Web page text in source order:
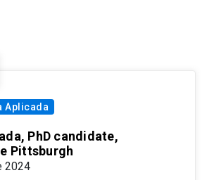
Aplicada
PhD candidate,
Pittsburgh
2024